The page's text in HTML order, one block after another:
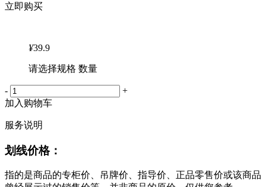
立即购买
¥39.9
请选择规格 数量
-
+
加入购物车
服务说明
划线价格：
指的是商品的专柜价、吊牌价、指导价、正品零售价或该商品